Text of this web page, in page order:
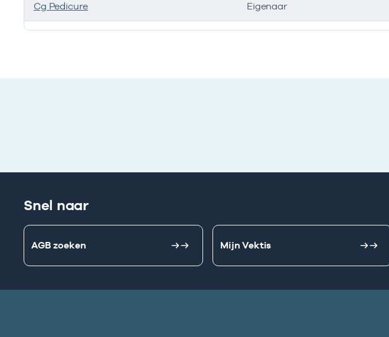
Ik heb een arbeidsrelatie met
Cg Pedicure Eigenaar
Snel naar
AGB zoeken Mijn Vektis